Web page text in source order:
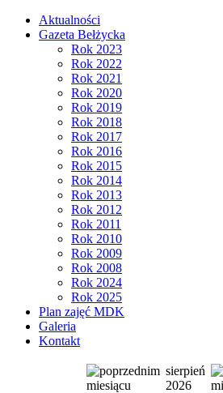
Aktualności
Gazeta Bełżycka
Rok 2023
Rok 2022
Rok 2021
Rok 2020
Rok 2019
Rok 2018
Rok 2017
Rok 2016
Rok 2015
Rok 2014
Rok 2013
Rok 2012
Rok 2011
Rok 2010
Rok 2009
Rok 2008
Rok 2024
Rok 2025
Plan zajęć MDK
Galeria
Kontakt
sierpień
2026